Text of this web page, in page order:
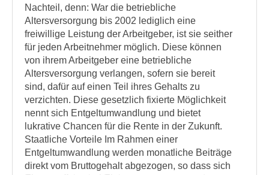
Nachteil, denn: War die betriebliche
Altersversorgung bis 2002 lediglich eine
freiwillige Leistung der Arbeitgeber, ist sie seither
für jeden Arbeitnehmer möglich. Diese können
von ihrem Arbeitgeber eine betriebliche
Altersversorgung verlangen, sofern sie bereit
sind, dafür auf einen Teil ihres Gehalts zu
verzichten. Diese gesetzlich fixierte Möglichkeit
nennt sich Entgeltumwandlung und bietet
lukrative Chancen für die Rente in der Zukunft.
Staatliche Vorteile Im Rahmen einer
Entgeltumwandlung werden monatliche Beiträge
direkt vom Bruttogehalt abgezogen, so dass sich